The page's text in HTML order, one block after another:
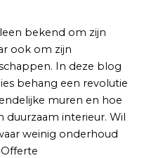
bekend om zijn
ook om zijn
In deze blog
behang een revolutie
muren en hoe
duurzaam interieur. Wil
weinig onderhoud
Offerte